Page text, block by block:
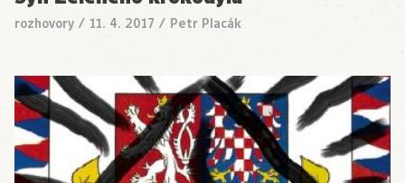
rozhovory / 11. 4. 2017 / Petr Placák